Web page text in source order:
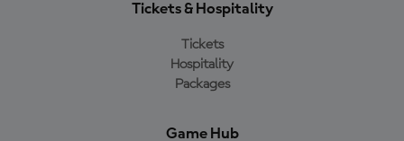
Tickets & Hospitality
Tickets
Hospitality
Packages
Game Hub